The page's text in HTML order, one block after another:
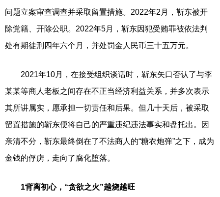
问题立案审查调查并采取留置措施。2022年2月，靳东被开
除党籍、开除公职。2022年5月，靳东因犯受贿罪被依法判
处有期徒刑四年六个月，并处罚金人民币三十五万元。
2021年10月，在接受组织谈话时，靳东矢口否认了与李
某某等商人老板之间存在不正当经济利益关系，并多次表示
其所讲属实，愿承担一切责任和后果。但几十天后，被采取
留置措施的靳东便将自己的严重违纪违法事实和盘托出。因
亲清不分，靳东最终倒在了不法商人的“糖衣炮弹”之下，成为
金钱的俘虏，走向了腐化堕落。
1背离初心，“贪欲之火”越烧越旺